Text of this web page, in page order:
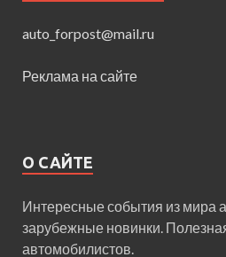
auto_forpost@mail.ru
Реклама на сайте
О САЙТЕ
Интересные события из мира
зарубежные новинки.
автомобилистов.